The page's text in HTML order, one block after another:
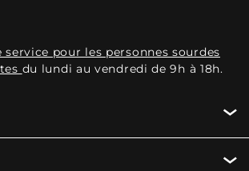
service pour les personnes sourdes
du lundi au vendredi de 9h à 18h.